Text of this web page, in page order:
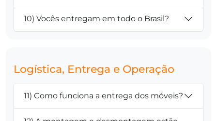
10) Vocês entregam em todo o Brasil?
Logística, Entrega e Operação
11) Como funciona a entrega dos móveis?